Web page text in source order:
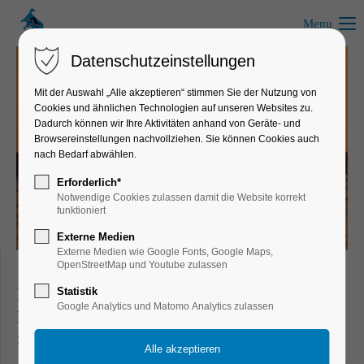
Menu
News zum Schwimmen, Wandern, Laufen, Radfahren und anderen
Freizeitaktivitäten
Infos, Tipps & Tricks
Freizeit- & Sportnews für Schwimmer,
Läufer, Wanderer, Radfahrer und aktive
Sportler
Datenschutzeinstellungen
Mit der Auswahl „Alle akzeptieren“ stimmen Sie der Nutzung von
Cookies und ähnlichen Technologien auf unseren Websites zu.
Dadurch können wir Ihre Aktivitäten anhand von Geräte- und
Browsereinstellungen nachvollziehen. Sie können Cookies auch
nach Bedarf abwählen.
Erforderlich*
Notwendige Cookies zulassen damit die Website korrekt
funktioniert
Externe Medien
Externe Medien wie Google Fonts, Google Maps,
OpenStreetMap und Youtube zulassen
Statistik
Google Analytics und Matomo Analytics zulassen